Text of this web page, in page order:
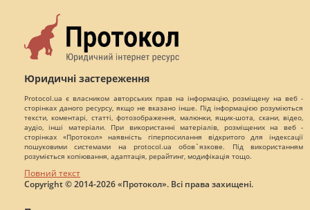
Юридичні застереження
Protocol.ua є власником авторських прав на інформацію, розміщену на веб -
сторінках даного ресурсу, якщо не вказано інше. Під інформацією розуміються
тексти, коментарі, статті, фотозображення, малюнки, ящик-шота, скани, відео,
аудіо, інші матеріали. При використанні матеріалів, розміщених на веб -
сторінках «Протокол» наявність гіперпосилання відкритого для індексації
пошуковими системами на protocol.ua обов`язкове. Під використанням
розуміється копіювання, адаптація, рерайтинг, модифікація тощо.
Повний текст
Copyright © 2014-2026 «Протокол». Всі права захищені.